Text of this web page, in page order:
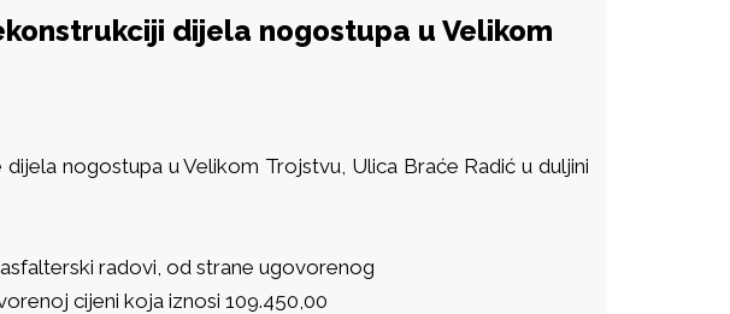
dijela nogostupa u Velikom
nogostupa u Velikom Trojstvu, Ulica Braće Radić u duljini
radovi, od strane ugovorenog
cijeni koja iznosi 109.450,00